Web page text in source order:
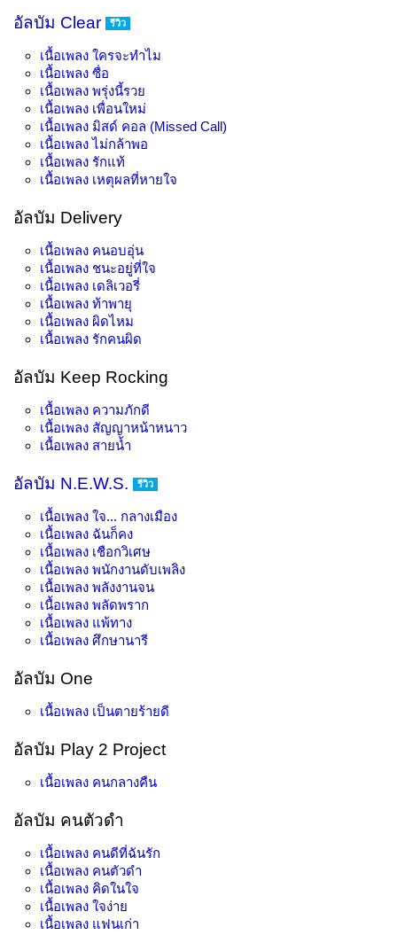
อัลบัม Clear รีวิว
เนื้อเพลง ใครจะทำไม
เนื้อเพลง ซื่อ
เนื้อเพลง พรุ่งนี้รวย
เนื้อเพลง เพื่อนใหม่
เนื้อเพลง มิสด์ คอล (Missed Call)
เนื้อเพลงไม่กล้าพอ
เนื้อเพลง รักแท้
เนื้อเพลง เหตุผลที่หายใจ
อัลบัม Delivery
เนื้อเพลง คนอบอุ่น
เนื้อเพลง ชนะอยู่ที่ใจ
เนื้อเพลง เดลิเวอรี่
เนื้อเพลง ท้าพายุ
เนื้อเพลง ผิดไหม
เนื้อเพลง รักคนผิด
อัลบัม Keep Rocking
เนื้อเพลง ความภักดี
เนื้อเพลง สัญญาหน้าหนาว
เนื้อเพลง สายน้ำ
อัลบัม N.E.W.S. รีวิว
เนื้อเพลง ใจ... กลางเมือง
เนื้อเพลง ฉันก็คง
เนื้อเพลง เชือกวิเศษ
เนื้อเพลง พนักงานดับเพลิง
เนื้อเพลง พลังงานจน
เนื้อเพลง พลัดพราก
เนื้อเพลง แพ้ทาง
เนื้อเพลง ศึกษานารี
อัลบัม One
เนื้อเพลง เป็นตายร้ายดี
อัลบัม Play 2 Project
เนื้อเพลง คนกลางคืน
อัลบัม คนตัวดำ
เนื้อเพลง คนดีที่ฉันรัก
เนื้อเพลง คนตัวดำ
เนื้อเพลง คิดในใจ
เนื้อเพลง ใจง่าย
เนื้อเพลง แฟนเก่า